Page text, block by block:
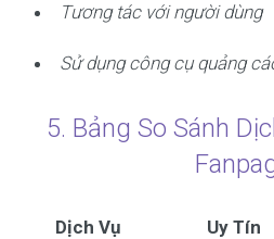
Tương tác với người dùng
Sử dụng công cụ quảng
5. Bảng So Sánh
Dịch Vụ Uy Tín